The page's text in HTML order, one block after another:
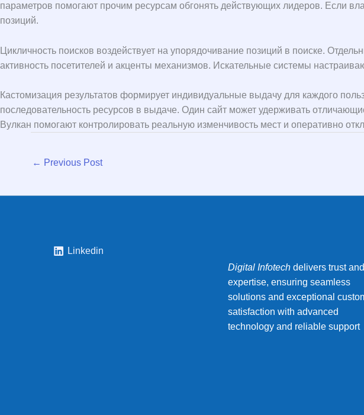
параметров помогают прочим ресурсам обгонять действующих лидеров. Если
позиций.
Цикличность поисков воздействует на упорядочивание позиций в поиске.
активность посетителей и акценты механизмов. Искательные системы
Кастомизация результатов формирует индивидуальные выдачу для каждого
последовательность ресурсов в выдаче. Один сайт может удерживать
Вулкан помогают контролировать реальную изменчивость мест и оперативно
← Previous Post
Linkedin
Digital Infotechdelivers trust and
expertise, ensuring seamless
solutions and exceptional
satisfaction with advanced
technology and reliable support